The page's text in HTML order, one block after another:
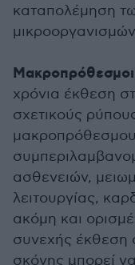
καταπολέμηση
Μακροπρόθεσμοι
χρόνια έκθεση
σχετικούς
ασθενειών,
λειτουργίας,
ακόμη και
συνεχής έκθεση
σκόνης μπορεί